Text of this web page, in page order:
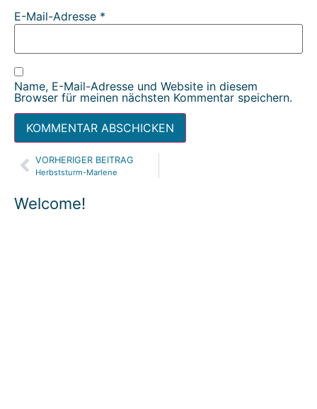
Welcome!
E-Mail-Adresse *
Name, E-Mail-Adresse und Website in diesem
Browser für meinen nächsten Kommentar speichern.
Alternative:
VORHERIGER BEITRAG
Herbststurm-Marlene